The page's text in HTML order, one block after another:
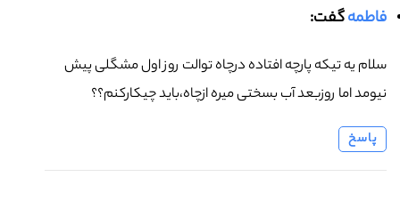
فاطمهگفت:
سلام یه تیکه پارچه افتاده درچاه توالت روز اول مشگلی پیش
نیومد اما روزبعد آب بسختی میره ازچاه،باید چیکارکنم؟؟
پاسخ